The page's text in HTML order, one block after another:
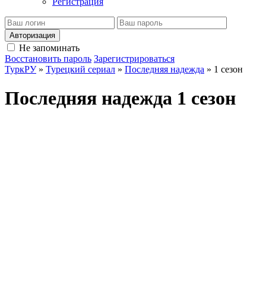
Авторизация
Не запоминать
Восстановить пароль Зарегистрироваться
ТуркРУ» Турецкий сериал » Последняя надежда » 1 сезон
Последняя надежда 1 сезон